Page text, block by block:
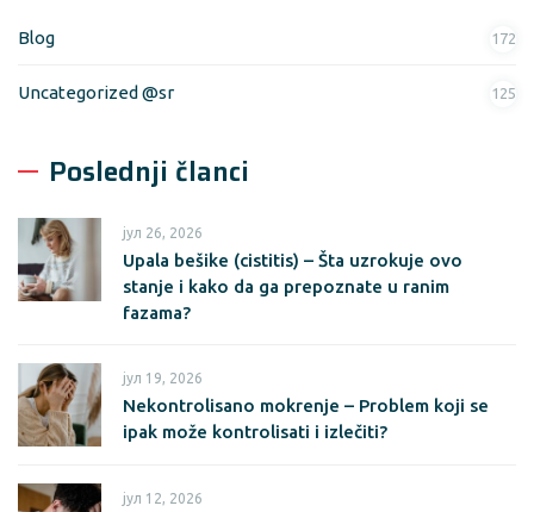
Blog 172
Uncategorized @sr 125
Poslednji članci
јул 26, 2026
Upala bešike (cistitis) – Šta uzrokuje ovo
stanje i kako da ga prepoznate u ranim
fazama?
јул 19, 2026
Nekontrolisano mokrenje – Problem koji se
ipak može kontrolisati i izlečiti?
јул 12, 2026